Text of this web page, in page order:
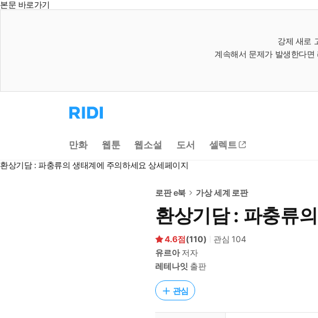
본문 바로가기
강제 새로
계속해서 문제가 발생한다
리
디
으
로
동
만화 웹툰 웹소설 도서 셀렉트
환상기담 : 파충류의 생태계에 주의하세요 상세페이지
로판 e북 가상 세계 로판
환상기담 : 파충류
4.6 (110) 관심 104
유르아저자
레테나잇 출판
관심